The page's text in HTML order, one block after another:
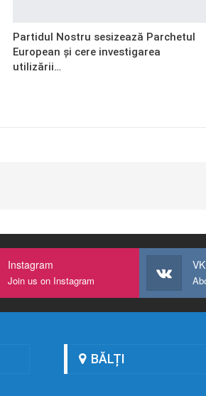
Partidul Nostru sesizează Parchetul
European și cere investigarea
utilizării…
Instagram
Join us on Instagram
VK
BĂLȚI